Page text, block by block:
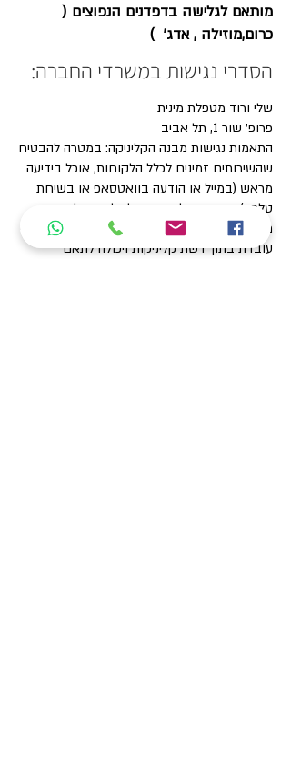
מותאם לגלישה בדפדנים הנפוצים (
כרום,מוזילה , אדג' )
הסדרי נגישות במשרדי החברה:
שלי ורוד מטפלת מינית
פרופ׳ שור 1, תל אביב
התאמות נגישות מבנה הקליניקה: במטרה להבטיח
שהשירותים זמינים לכלל הלקוחות, אוכל בידיעה
מראש (במייל או הודעה בוואטסאפ או בשיחת
טלפון), ובהתאם לצרכים של כל מטופל.ת עם
מוגבלויות, לוודא שאנו מתאמים במקום נגיש. אני
עובדת בתוך רשת קליניקות ויכולה לתאם